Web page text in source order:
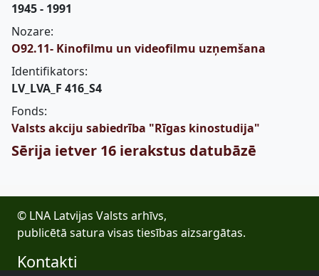
1945 - 1991
Nozare:
O92.11- Kinofilmu un videofilmu uzņemšana
Identifikators:
LV_LVA_F 416_S4
Fonds:
Valsts akciju sabiedrība "Rīgas kinostudija"
Sērija ietver 16 ierakstus datubāzē
© LNA Latvijas Valsts arhīvs,
publicētā satura visas tiesības aizsargātas.
Kontakti